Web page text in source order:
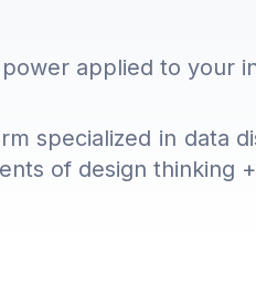
applied to your
specialized in data
of design thinking